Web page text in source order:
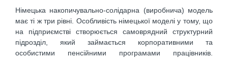
Німецька накопичувально-солідарна (виробнича) модель
має ті ж три рівні. Особливість німецької моделі у тому, що
на підприємстві створюється самоврядний структурний
підрозділ, який займається корпоративними та
особистими пенсійними програмами працівників.